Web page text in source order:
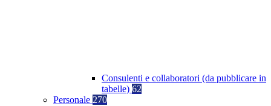
Consulenti e collaboratori (da pubblicare in
tabelle) 62
Personale 270